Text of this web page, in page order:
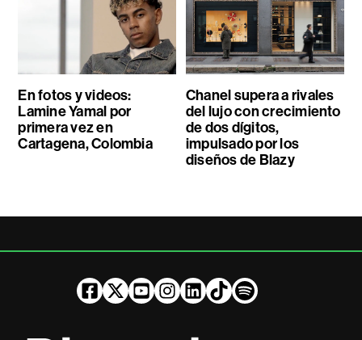
En fotos y videos:
Lamine Yamal por
primera vez en
Cartagena, Colombia
Chanel supera a rivales
del lujo con crecimiento
de dos dígitos,
impulsado por los
diseños de Blazy